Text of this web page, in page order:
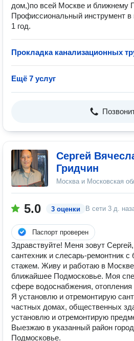
дом,)по всей Москве и ближнему
Профиссиональный инструмент
1 год.
Прокладка канализационных
Ещё 7 услуг
Сергей
Гридчин
Москва и Московская
5.0 3 оценки В сети 3 д.
Паспорт проверен
Здравствуйте! Меня зовут
сантехник и слесарь-ремонтник
стажем. Живу и работаю в
ближайшее Подмосковье. Моя
сфере водоснабжения, отопления
Я установлю и отремонтирую
частных домах, общественных
установлю и отремонтирую
Выезжаю в указанный район
Подмосковье.